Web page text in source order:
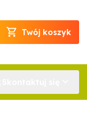
Twój koszyk